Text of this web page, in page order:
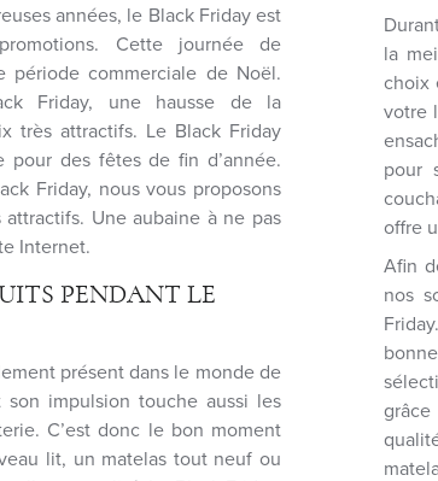
années, le Black Friday est
Cette journée de
période commerciale de Noël.
Friday, une hausse de la
très attractifs. Le Black Friday
des fêtes de fin d’année.
Friday, nous vous proposons
Une aubaine à ne pas
Internet.
PENDANT LE
présent dans le monde de
impulsion touche aussi les
C’est donc le bon moment
lit, un matelas tout neuf ou
la
choix
votre
pour
offre
Afin
nos